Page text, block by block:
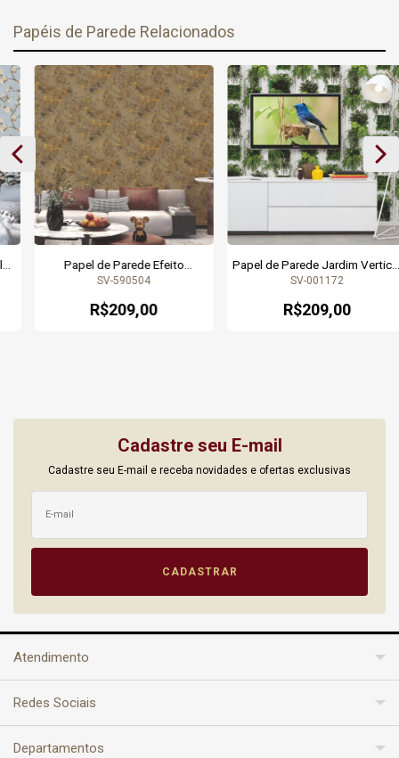
Papéis de Parede Relacionados
Papel de Parede Efeito
Manchado Bege Escuro e
Seven 590504 | 9,50 metros |
Cola Grátis
SV-590504
R$209,00
Papel de Parede Jardim Vertical
Verde - Coleção Seven 001172 |
SV-001172
R$209,00
Cadastre seu E-mail
Cadastre seu E-mail e receba novidades e ofertas exclusivas
Atendimento
Redes Sociais
Departamentos